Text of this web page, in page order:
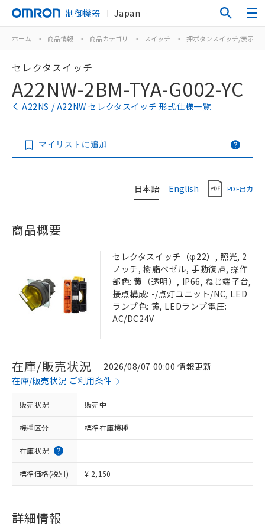
制御機器 Japan
ホーム > 商品情報 > 商品カテゴリ > スイッチ > 押ボタンスイッチ/表示灯
セレクタスイッチ
A22NW-2BM-TYA-G002-YC
A22NS / A22NW セレクタスイッチ 形式仕様一覧
マイリストに追加
日本語 English PDF出力
商品概要
セレクタスイッチ（φ22）, 照光, 2
ノッチ, 樹脂ベゼル, 手動復帰, 操作
部色: 黄（透明）, IP66, ねじ端子台,
接点構成: -/点灯ユニット/NC, LED
ランプ色: 黄, LEDランプ電圧:
AC/DC24V
在庫/販売状況
2026/08/07 00:00 情報更新
在庫/販売状況 ご利用条件
販売状況 販売中
機種区分 標準在庫機種
在庫状況 －
標準価格(税別) ¥ 2,150
詳細情報